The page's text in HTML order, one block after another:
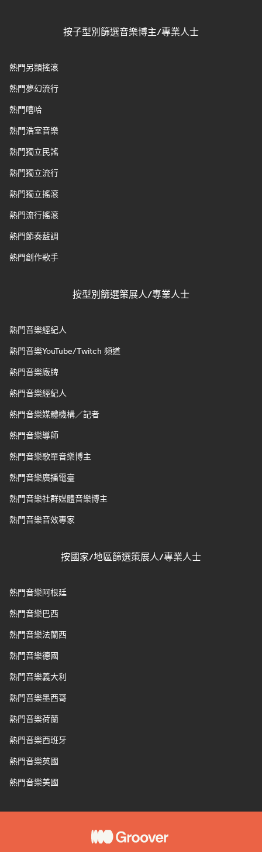
按子型別篩選音樂博主/專業人士
熱門另類搖滾
熱門夢幻流行
熱門嘻哈
熱門浩室音樂
熱門獨立民謠
熱門獨立流行
熱門獨立搖滾
熱門流行搖滾
熱門節奏藍調
熱門創作歌手
按型別篩選策展人/專業人士
熱門音樂經紀人
熱門音樂YouTube/Twitch 頻道
熱門音樂廠牌
熱門音樂經紀人
熱門音樂媒體機構／記者
熱門音樂導師
熱門音樂歌單音樂博主
熱門音樂廣播電臺
熱門音樂社群媒體音樂博主
熱門音樂音效專家
按國家/地區篩選策展人/專業人士
熱門音樂阿根廷
熱門音樂巴西
熱門音樂法蘭西
熱門音樂德國
熱門音樂義大利
熱門音樂墨西哥
熱門音樂荷蘭
熱門音樂西班牙
熱門音樂英國
熱門音樂美國